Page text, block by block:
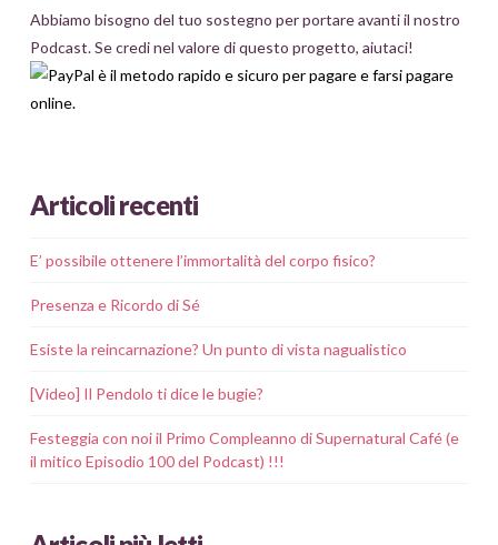
Abbiamo bisogno del tuo sostegno per portare avanti il nostro
Podcast. Se credi nel valore di questo progetto, aiutaci!
Articoli recenti
E’ possibile ottenere l’immortalità del corpo fisico?
Presenza e Ricordo di Sé
Esiste la reincarnazione? Un punto di vista nagualistico
[Video] Il Pendolo ti dice le bugie?
Festeggia con noi il Primo Compleanno di Supernatural Café (e
il mitico Episodio 100 del Podcast) !!!